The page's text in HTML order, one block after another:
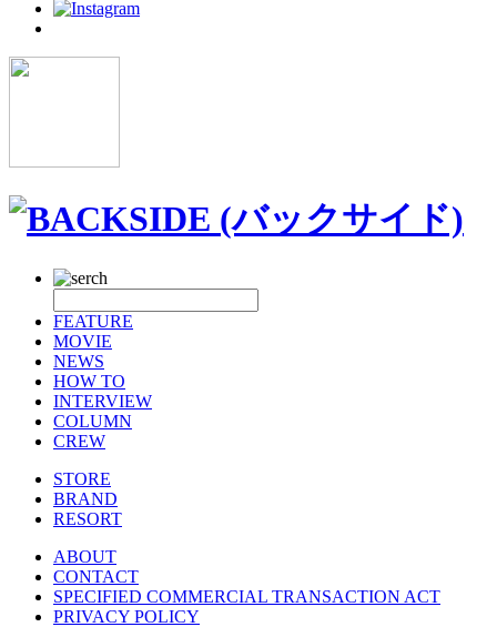
FEATURE
MOVIE
NEWS
HOW TO
INTERVIEW
COLUMN
CREW
STORE
BRAND
RESORT
ABOUT
CONTACT
SPECIFIED COMMERCIAL TRANSACTION ACT
PRIVACY POLICY